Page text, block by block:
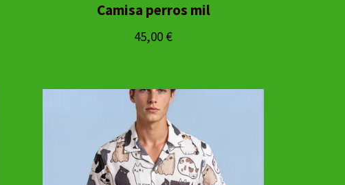
Camisa perros mil
45,00 €